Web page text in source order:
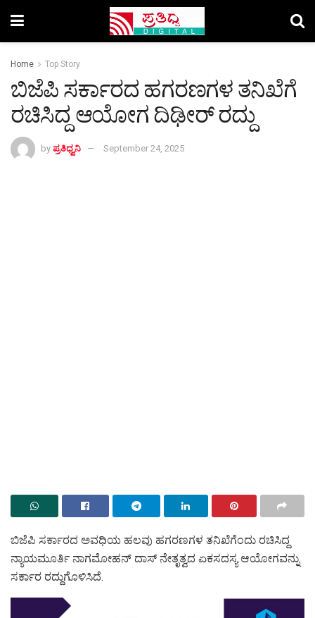
Home Top Story
ಬಿಜೆಪಿ ಸರ್ಕಾರದ ಹಗರಣಗಳ ತನಿಖೆಗೆ
ರಚಿಸಿದ್ದ ಆಯೋಗ ದಿಢೀರ್‌ ರದ್ದು
by ಪ್ರತಿಧ್ವನಿ September 24, 2025
ಬಿಜೆಪಿ ಸರ್ಕಾರದ ಅವಧಿಯ ಹಲವು ಹಗರಣಗಳ ತನಿಖೆಗೆಂದು ರಚಿಸಿದ್ದ
ನ್ಯಾಯಮೂರ್ತಿ ನಾಗಮೋಹನ್ ದಾಸ್ ನೇತೃತ್ವದ ಏಕಸದಸ್ಯ ಆಯೋಗವನ್ನು
ಸರ್ಕಾರ ರದ್ದುಗೊಳಿಸಿದೆ.